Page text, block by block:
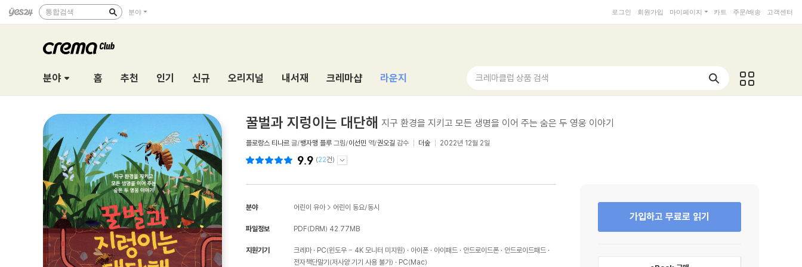
통합검색 분야 로그인 회원가입 마이페이지 카트 주문/배송 고객센터
분야 홈 추천 인기 신규 오리지널 내서재 크레마샵 라운지 크레마클럽 상품 검색
꿀벌과 지렁이는 대단해 지구 환경을 지키고 모든 생명을 이어 주는 숨은 두 영웅 이야기
플로랑스 티나르 글/뱅자맹 플루 그림/이선민 역/권오길 감수 더숲 2022년 12월 2일
9.9 (22건)
분야 어린이 유아> 어린이 동요/동시
파일정보 PDF(DRM) 42.77MB
지원기기 크레마 PC(윈도우 - 4K 모니터 미지원) 아이폰 아이패드 안드로이드폰
안드로이드패드
전자책단말기(저사양 기기 사용 불가)
PC(Mac)
가입하고 무료로 읽기